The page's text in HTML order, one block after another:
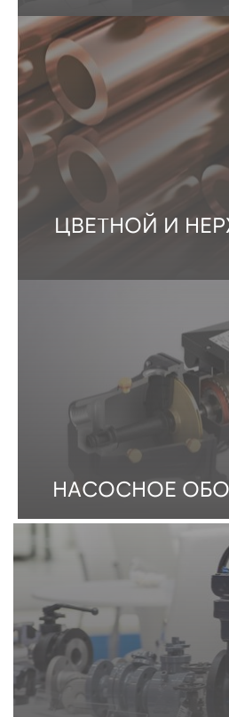
ЦВЕТНОЙ И
НАСОСНОЕ